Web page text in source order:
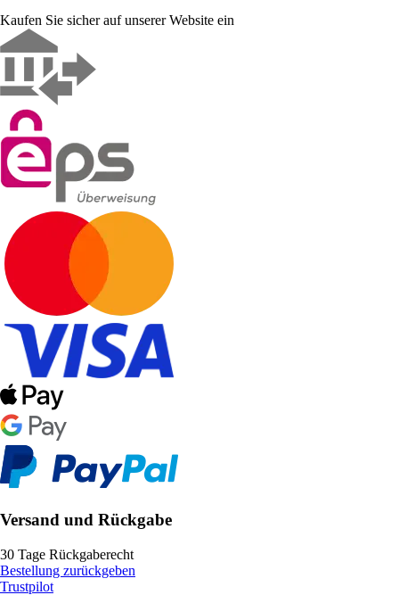
Kaufen Sie sicher auf unserer Website ein
Versand und Rückgabe
30 Tage Rückgaberecht
Bestellung zurückgeben
Trustpilot